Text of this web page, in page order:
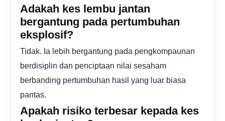
Adakah kes lembu jantan
bergantung pada pertumbuhan
eksplosif?
Tidak. Ia lebih bergantung pada pengkompaunan
berdisiplin dan penciptaan nilai sesaham
berbanding pertumbuhan hasil yang luar biasa
pantas.
Apakah risiko terbesar kepada kes